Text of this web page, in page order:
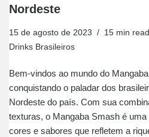
Nordeste
15 de agosto de 2023 15 min read
Drinks Brasileiros
Bem-vindos ao mundo do
conquistando o paladar dos
Nordeste do país. Com sua
texturas, o Mangaba Smash é
cores e sabores que refletem a